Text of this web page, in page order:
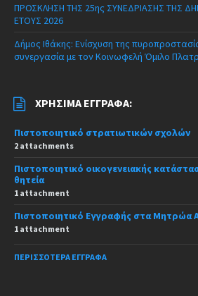
ΠΡΟΣΚΛΗΣΗ ΤΗΣ 25ης ΣΥΝΕΔΡΙΑΣΗΣ ΤΗΣ
ΕΤΟΥΣ 2026
Δήμος Ιθάκης: Ενίσχυση της
συνεργασία με τον Κοινωφελή Όμιλο
ΧΡΉΣΙΜΑ ΈΓΓΡΑΦΑ:
Πιστοποιητικό στρατιωτικών σχολών
2 attachments
Πιστοποιητικό οικογενειακής
θητεία
1 attachment
Πιστοποιητικό Εγγραφής στα Μητρώα
1 attachment
ΠΕΡΙΣΣΌΤΕΡΑ ΈΓΓΡΑΦΑ